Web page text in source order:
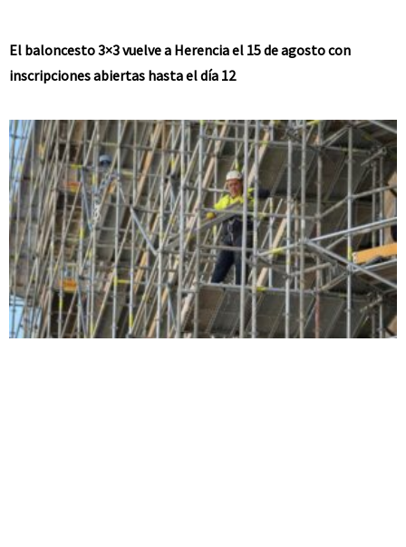
El baloncesto 3×3 vuelve a Herencia el 15 de agosto con
inscripciones abiertas hasta el día 12